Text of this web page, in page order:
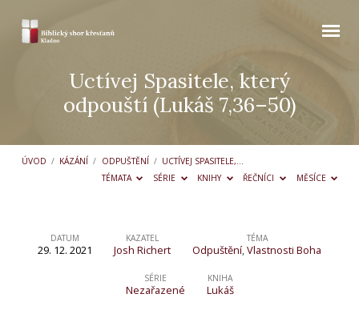
Uctívej Spasitele, který
odpouští (Lukáš 7,36–50)
ÚVOD / KÁZÁNÍ / ODPUŠTĚNÍ / UCTÍVEJ SPASITELE,…
TÉMATA
SÉRIE KNIHY ŘEČNÍCI MĚSÍCE
Uctívej
DATUM
29. 12. 2021
KAZATEL
Josh Richert
TÉMA
Odpuštění,Vlastnosti Boha
SÉRIE
Nezařazené
KNIHA
Lukáš